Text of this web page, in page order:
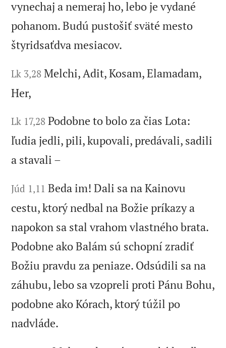
vynechaj a nemeraj ho, lebo je vydané
pohanom. Budú pustošiť sväté mesto
štyridsaťdva mesiacov.
Lk 3,28 Melchi, Adit, Kosam, Elamadam,
Her,
Lk 17,28 Podobne to bolo za čias Lota:
ľudia jedli, pili, kupovali, predávali, sadili
a stavali –
Júd 1,11 Beda im! Dali sa na Kainovu
cestu, ktorý nedbal na Božie príkazy a
napokon sa stal vrahom vlastného brata.
Podobne ako Balám sú schopní zradiť
Božiu pravdu za peniaze. Odsúdili sa na
záhubu, lebo sa vzopreli proti Pánu Bohu,
podobne ako Kórach, ktorý túžil po
nadvláde.